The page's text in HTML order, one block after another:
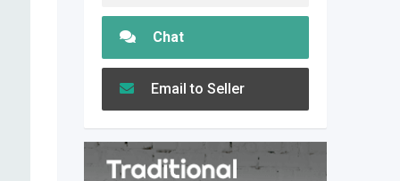
Chat
Email to Seller